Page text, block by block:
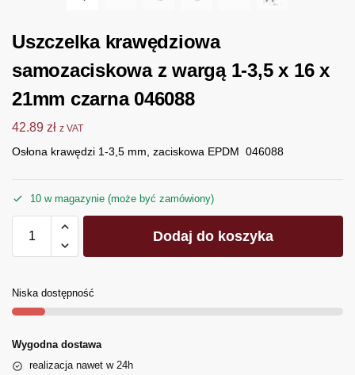
Uszczelka krawędziowa
samozaciskowa z wargą 1-3,5 x 16 x
21mm czarna 046088
42.89 zł z VAT
Osłona krawędzi 1-3,5 mm, zaciskowa EPDM 046088
10 w magazynie (może być zamówiony)
Dodaj do koszyka
Niska dostępność
Wygodna dostawa
realizacja nawet w 24h